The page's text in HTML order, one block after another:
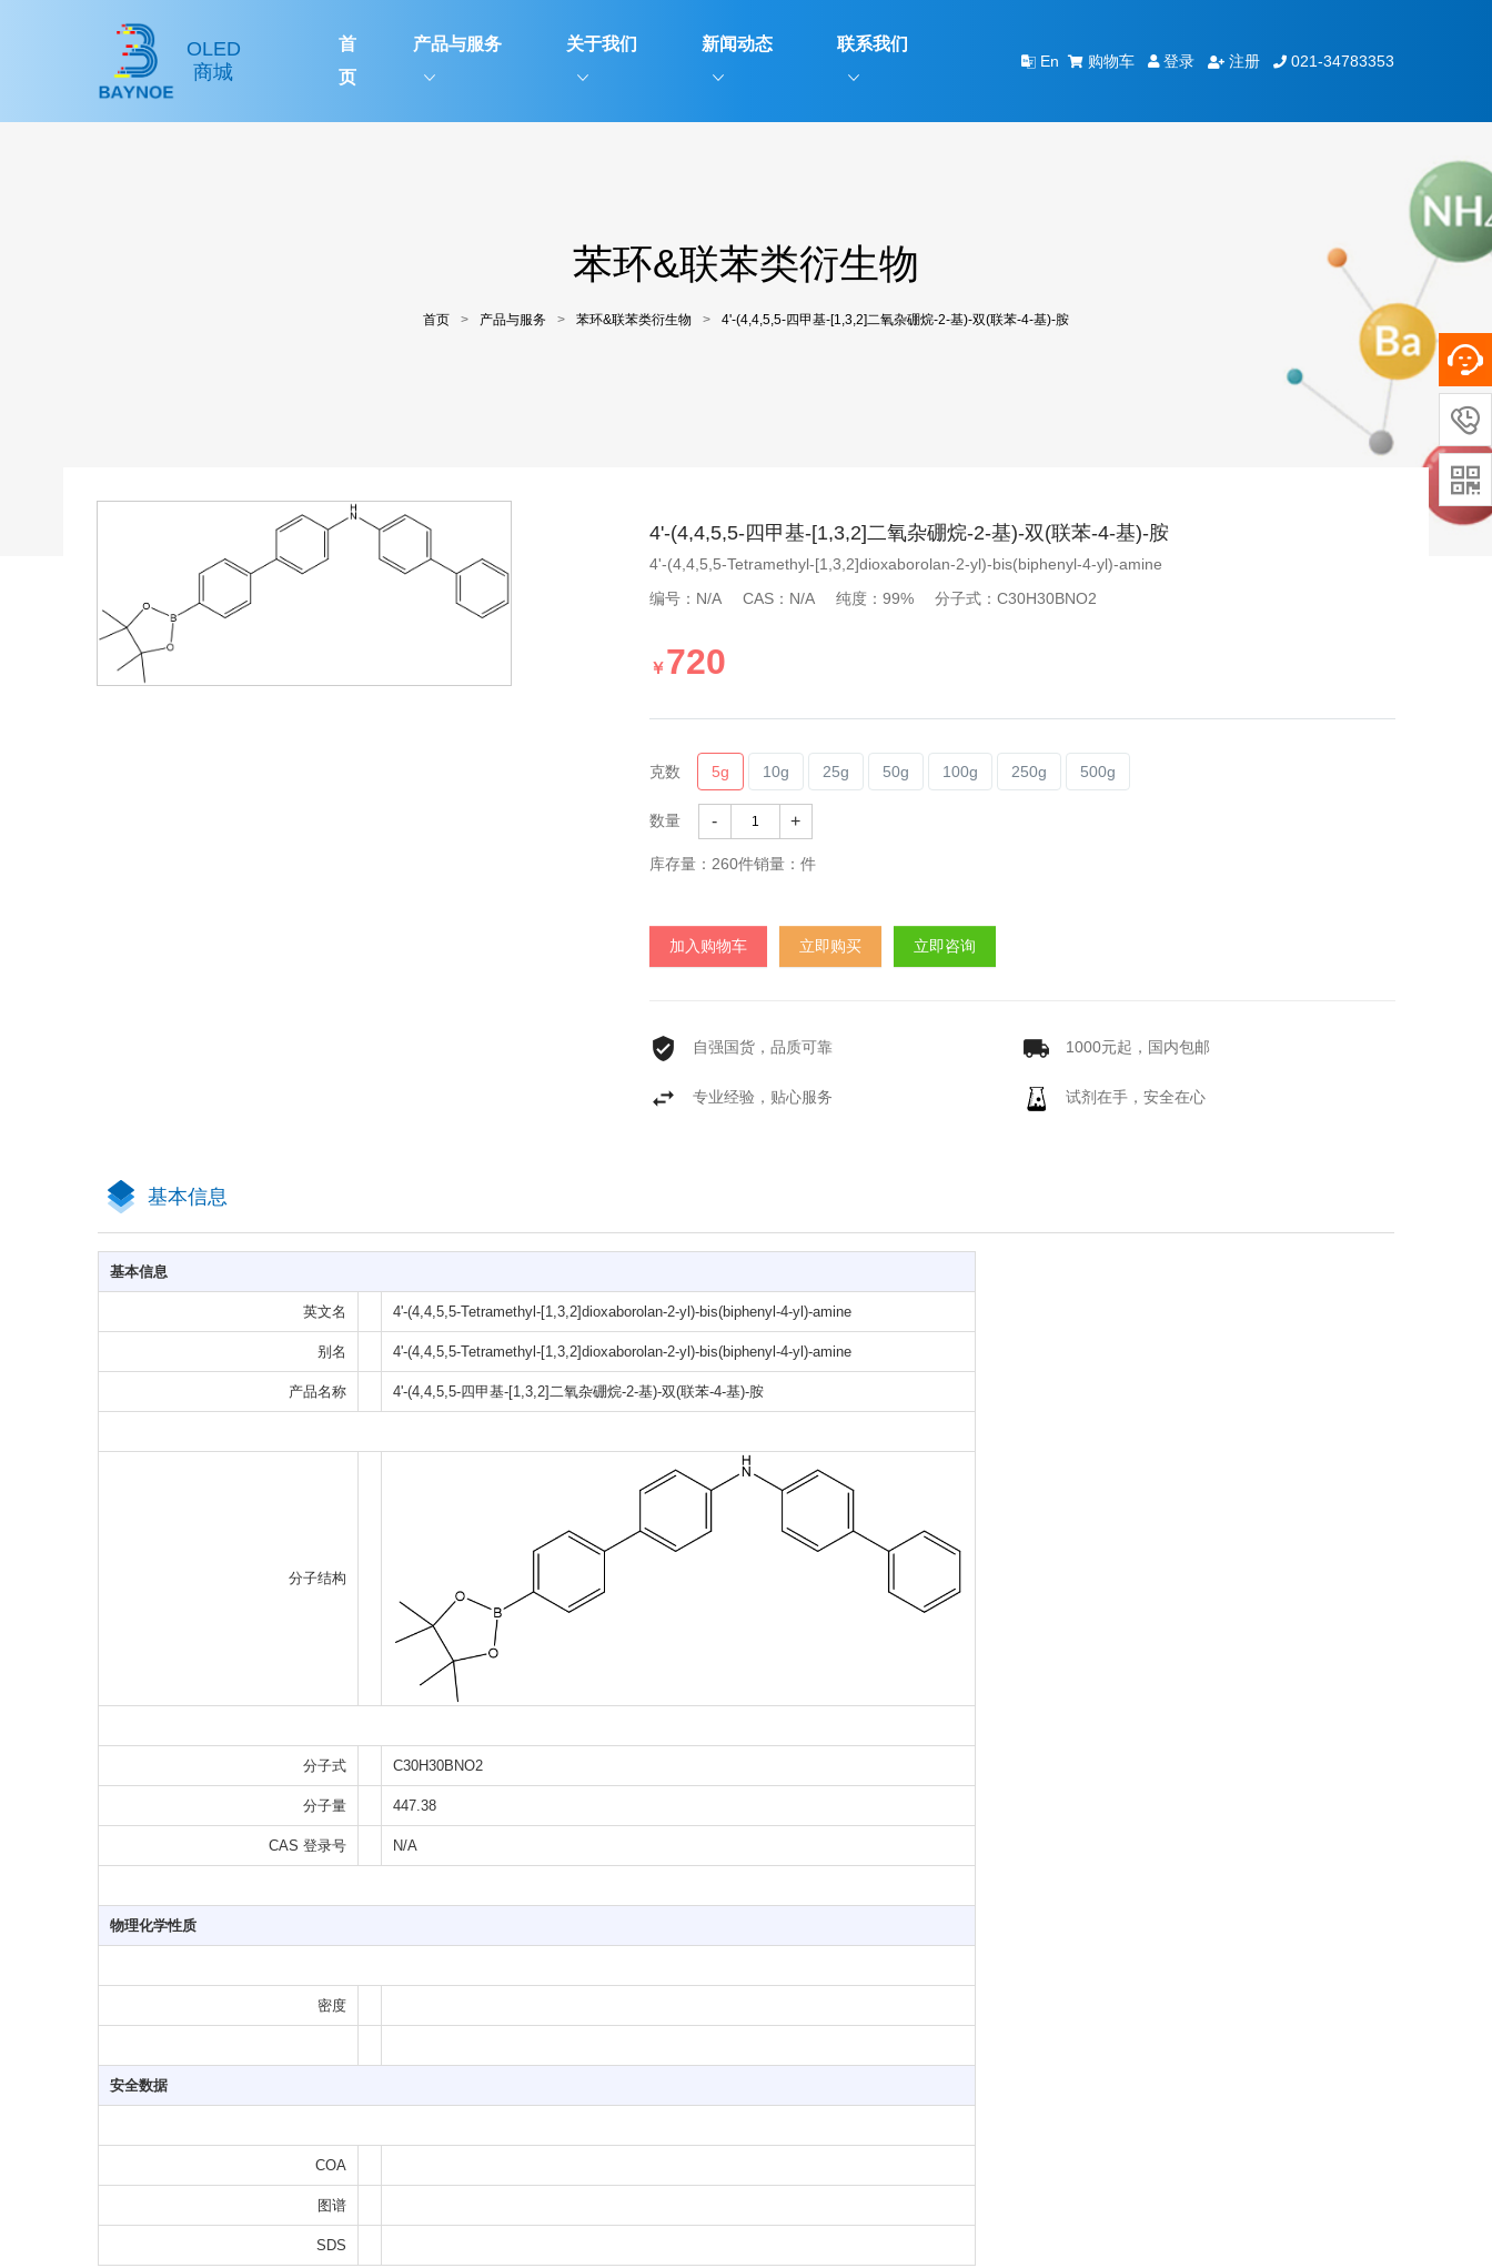
OLED
商城
首
页
产品与服务 关于我们 新闻动态 联系我们
En 购物车 登录 注册 021-34783353
苯环&联苯类衍生物
首页 > 产品与服务 > 苯环&联苯类衍生物 > 4'-(4,4,5,5-四甲基-[1,3,2]二氧杂硼烷-2-基)-双(联苯-4-基)-胺
4'-(4,4,5,5-四甲基-[1,3,2]二氧杂硼烷-2-基)-双(联苯-4-基)-胺
4'-(4,4,5,5-Tetramethyl-[1,3,2]dioxaborolan-2-yl)-bis(biphenyl-4-yl)-amine
编号：N/A
CAS：N/A 纯度：99% 分子式：C30H30BNO2
￥720
克数 5g 10g 25g 50g 100g 250g 500g
数量 - +
库存量： 260件销量：件
加入购物车 立即购买 立即咨询
自强国货，品质可靠 1000元起，国内包邮
专业经验，贴心服务 试剂在手，安全在心
基本信息
基本信息
英文名 4'-(4,4,5,5-Tetramethyl-[1,3,2]dioxaborolan-2-yl)-bis(biphenyl-4-yl)-amine
别名 4'-(4,4,5,5-Tetramethyl-[1,3,2]dioxaborolan-2-yl)-bis(biphenyl-4-yl)-amine
产品名称 4'-(4,4,5,5-四甲基-[1,3,2]二氧杂硼烷-2-基)-双(联苯-4-基)-胺
分子结构
分子式 C30H30BNO2
分子量 447.38
CAS 登录号 N/A
物理化学性质
密度
安全数据
COA
图谱
SDS

